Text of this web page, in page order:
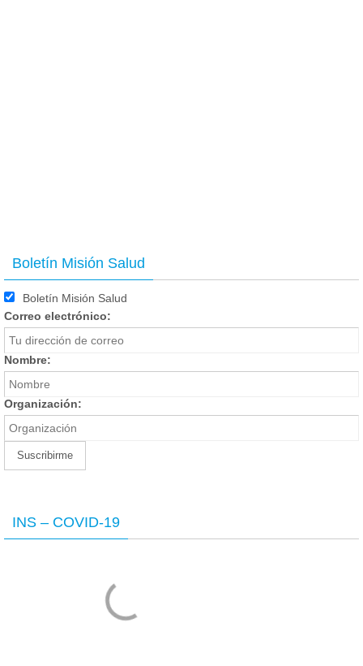
Boletín Misión Salud
Boletín Misión Salud
Correo electrónico:
Nombre:
Organización:
INS – COVID-19